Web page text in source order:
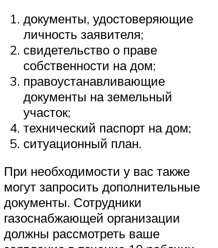
документы, удостоверяющие
личность заявителя;
свидетельство о праве
собственности на дом;
правоустанавливающие
документы на земельный
участок;
технический паспорт на дом;
ситуационный план.
При необходимости у вас также
могут запросить дополнительные
документы. Сотрудники
газоснабжающей организации
должны рассмотреть ваше